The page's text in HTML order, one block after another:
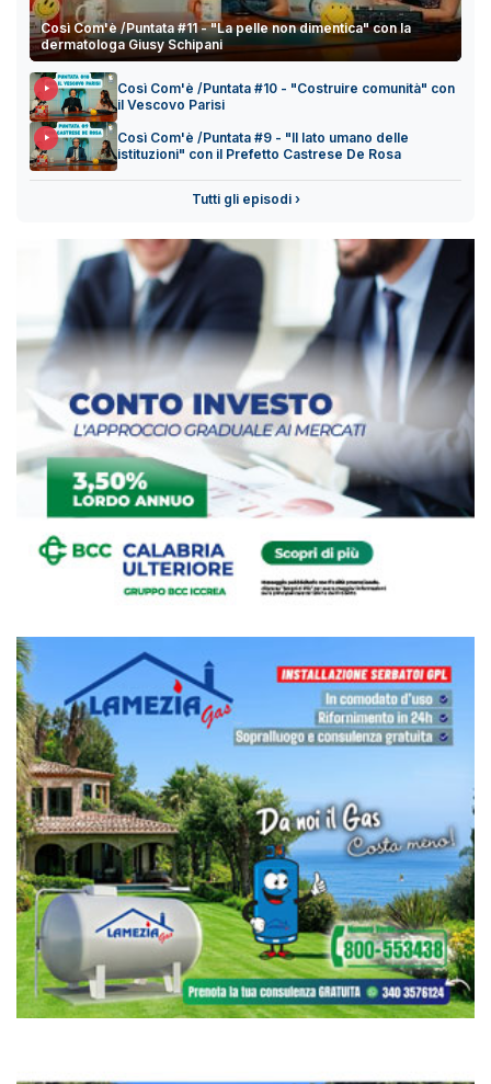
Così Com'è /Puntata #11 - "La pelle non dimentica" con la
dermatologa Giusy Schipani
Così Com'è /Puntata #10 - "Costruire comunità" con
il Vescovo Parisi
Così Com'è /Puntata #9 - "Il lato umano delle
istituzioni" con il Prefetto Castrese De Rosa
Tutti gli episodi ›